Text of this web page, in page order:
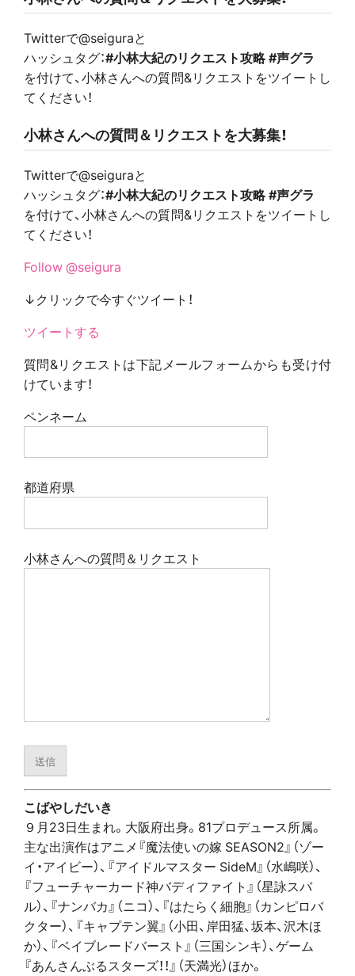
Twitterで@seiguraと
ハッシュタグ：#小林大紀のリクエスト攻略 #声グラ
を付けて、小林さんへの質問&リクエストをツイートし
てください！
小林さんへの質問＆リクエストを大募集！
Twitterで@seiguraと
ハッシュタグ：#小林大紀のリクエスト攻略 #声グラ
を付けて、小林さんへの質問&リクエストをツイートし
てください！
Follow @seigura
↓クリックで今すぐツイート！
ツイートする
質問&リクエストは下記メールフォームからも受け付
けています！
ペンネーム
都道府県
小林さんへの質問＆リクエスト
こばやしだいき
９月23日生まれ。大阪府出身。81プロデュース所属。
主な出演作はアニメ『魔法使いの嫁 SEASON2』（ゾー
イ・アイビー）、『アイドルマスター SideM』（水嶋咲）、
『フューチャーカード神バディファイト』（星詠スバ
ル）、『ナンバカ』（ニコ）、『はたらく細胞』（カンピロバ
クター）、『キャプテン翼』（小田、岸田猛、坂本、沢木ほ
か）、『ベイブレードバースト』（三国シンキ）、ゲーム
『あんさんぶるスターズ！！』（天満光）ほか。